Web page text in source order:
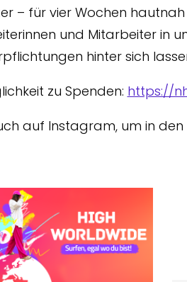
– für vier Wochen
und Mitarbeiter in
hinter sich
zu Spenden: https://
auf Instagram, um in den